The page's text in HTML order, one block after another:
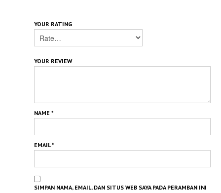
YOUR RATING
YOUR REVIEW
NAME *
EMAIL*
SIMPAN NAMA, EMAIL, DAN SITUS WEB SAYA PADA PERAMBAN INI